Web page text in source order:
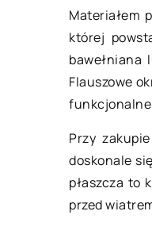
Materiałem
której
Flauszowe
Przy
doskonale
płaszcza to
przed